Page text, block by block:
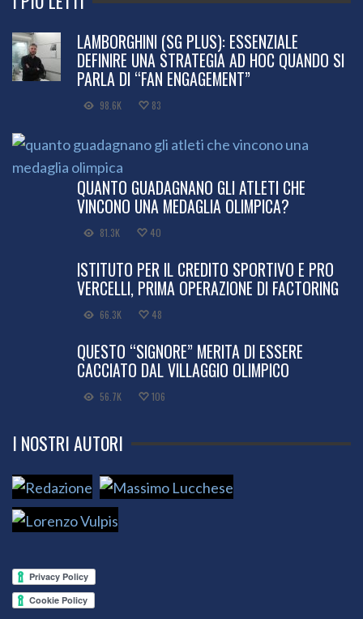
LAMBORGHINI (SG PLUS): ESSENZIALE
DEFINIRE UNA STRATEGIA AD HOC QUANDO SI
PARLA DI “FAN ENGAGEMENT”
98.6K 83
QUANTO GUADAGNANO GLI ATLETI CHE
VINCONO UNA MEDAGLIA OLIMPICA?
81.3K 40
ISTITUTO PER IL CREDITO SPORTIVO E PRO
VERCELLI, PRIMA OPERAZIONE DI FACTORING
66.3K 48
QUESTO “SIGNORE” MERITA DI ESSERE
CACCIATO DAL VILLAGGIO OLIMPICO
56.7K 106
I NOSTRI AUTORI